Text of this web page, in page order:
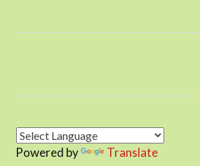
Powered by Translate